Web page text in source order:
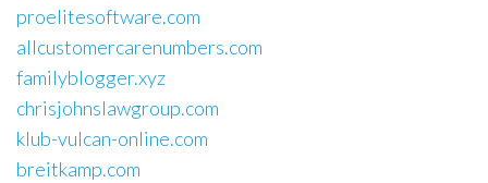
proelitesoftware.com
allcustomercarenumbers.com
familyblogger.xyz
chrisjohnslawgroup.com
klub-vulcan-online.com
breitkamp.com